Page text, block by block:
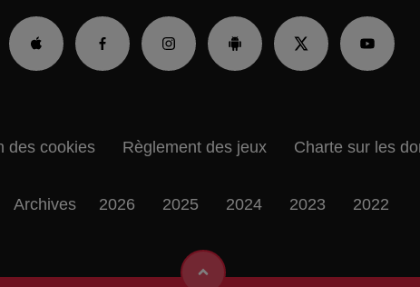
des cookies Règlement des jeux Charte sur les
Archives 2026 2025 2024 2023 2022